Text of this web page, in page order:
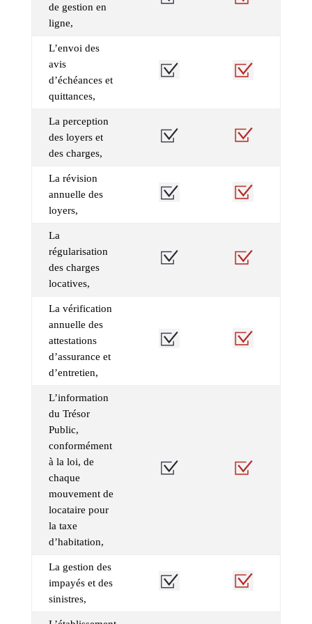
de gestion en
ligne,
L’envoi des
avis
d’échéances et
quittances,
La perception
des loyers et
des charges,
La révision
annuelle des
loyers,
La
régularisation
des charges
locatives,
La vérification
annuelle des
attestations
d’assurance et
d’entretien,
L’information
du Trésor
Public,
conformément
à la loi, de
chaque
mouvement de
locataire pour
la taxe
d’habitation,
La gestion des
impayés et des
sinistres,